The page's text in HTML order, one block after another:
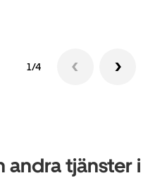
1/4
andra tjänster i